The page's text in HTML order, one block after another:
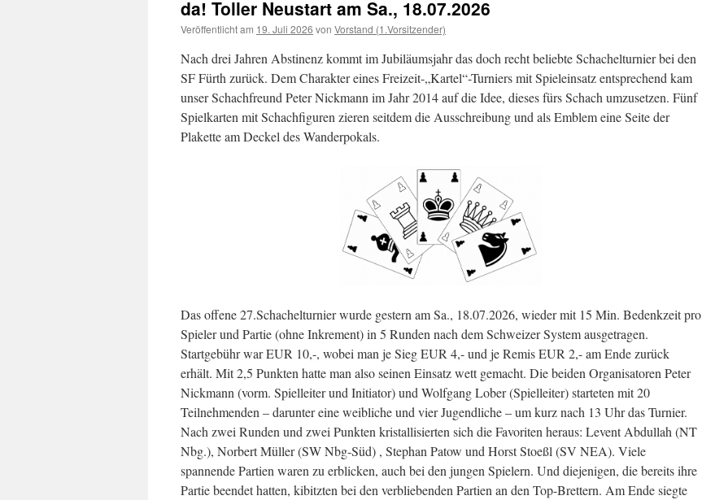
–
SGem.
Fürth,
ein
erfolgreiches
da! Toller Neustart am Sa., 18.07.2026
Veröffentlicht am 19. Juli 2026 von Vorstand (1.Vorsitzender)
Nach drei Jahren Abstinenz kommt im Jubiläumsjahr das doch recht beliebte Schachelturnier bei den
SF Fürth zurück. Dem Charakter eines Freizeit-„Kartel“-Turniers mit Spieleinsatz entsprechend kam
unser Schachfreund Peter Nickmann im Jahr 2014 auf die Idee, dieses fürs Schach umzusetzen. Fünf
Spielkarten mit Schachfiguren zieren seitdem die Ausschreibung und als Emblem eine Seite der
Plakette am Deckel des Wanderpokals.
Das offene 27.Schachelturnier wurde gestern am Sa., 18.07.2026, wieder mit 15 Min. Bedenkzeit pro
Spieler und Partie (ohne Inkrement) in 5 Runden nach dem Schweizer System ausgetragen.
Startgebühr war EUR 10,-, wobei man je Sieg EUR 4,- und je Remis EUR 2,- am Ende zurück
erhält. Mit 2,5 Punkten hatte man also seinen Einsatz wett gemacht. Die beiden Organisatoren Peter
Nickmann (vorm. Spielleiter und Initiator) und Wolfgang Lober (Spielleiter) starteten mit 20
Teilnehmenden – darunter eine weibliche und vier Jugendliche – um kurz nach 13 Uhr das Turnier.
Nach zwei Runden und zwei Punkten kristallisierten sich die Favoriten heraus: Levent Abdullah (NT
Nbg.), Norbert Müller (SW Nbg-Süd) , Stephan Patow und Horst Stoeßl (SV NEA). Viele
spannende Partien waren zu erblicken, auch bei den jungen Spielern. Und diejenigen, die bereits ihre
Partie beendet hatten, kibitzten bei den verbliebenden Partien an den Top-Brettern. Am Ende siegte